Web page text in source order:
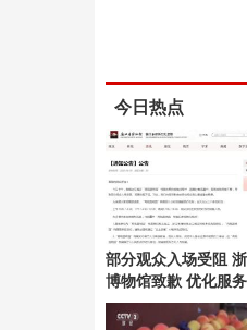
今日热点
部分观众入场受阻
博物馆致歉 优化服